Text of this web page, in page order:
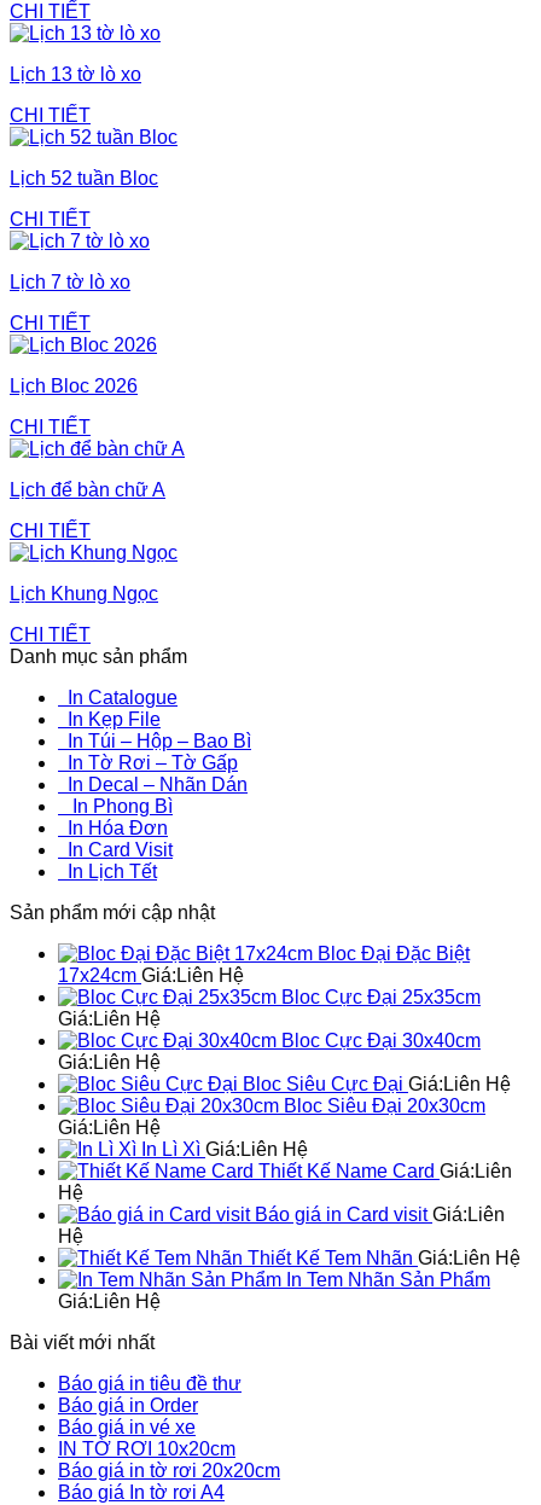
CHI TIẾT
Lịch 13 tờ lò xo
CHI TIẾT
Lịch 52 tuần Bloc
CHI TIẾT
Lịch 7 tờ lò xo
CHI TIẾT
Lịch Bloc 2026
CHI TIẾT
Lịch để bàn chữ A
CHI TIẾT
Lịch Khung Ngọc
CHI TIẾT
Danh mục sản phẩm
In Catalogue
In Kẹp File
In Túi – Hộp – Bao Bì
In Tờ Rơi – Tờ Gấp
In Decal – Nhãn Dán
In Phong Bì
In Hóa Đơn
In Card Visit
In Lịch Tết
Sản phẩm mới cập nhật
Bloc Đại Đặc Biệt
17x24cm Giá: Liên Hệ
Bloc Cực Đại 25x35cm
Giá: Liên Hệ
Bloc Cực Đại 30x40cm
Giá: Liên Hệ
Bloc Siêu Cực Đại Giá: Liên Hệ
Bloc Siêu Đại 20x30cm
Giá: Liên Hệ
In Lì Xì Giá: Liên Hệ
Thiết Kế Name Card Giá: Liên
Hệ
Báo giá in Card visit Giá: Liên
Hệ
Thiết Kế Tem Nhãn Giá: Liên Hệ
In Tem Nhãn Sản Phẩm
Giá: Liên Hệ
Bài viết mới nhất
Báo giá in tiêu đề thư
Báo giá in Order
Báo giá in vé xe
IN TỜ RƠI 10x20cm
Báo giá in tờ rơi 20x20cm
Báo giá In tờ rơi A4